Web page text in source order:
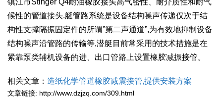
镇江市Stinger Q4耐油橡胶接头高气密性、耐介质性和耐气
候性的管道接头.艇管路系统是设备结构噪声传递仅次于结
构性支撑隔振固定件的所谓”第二声通道”,为有效地抑制设备
结构噪声沿管路的传输等,潜艇目前常采用的技术措施是在
紧靠泵类辅机设备的进、出口管路上设置橡胶减振接管。
相关文章： 造纸化学管道橡胶减震接管,提供安装方案
文章链接: http://www.dzjzq.com/309.html